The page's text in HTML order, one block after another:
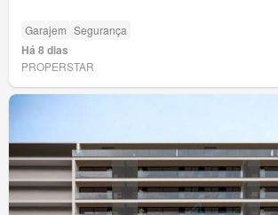
Garajem Segurança
Há 8 dias
PROPERSTAR